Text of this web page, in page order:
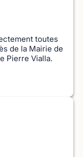
toutes
de la Mairie de
Pierre Vialla.